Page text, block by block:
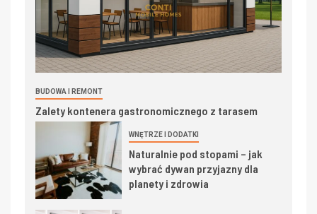
BUDOWA I REMONT
Zalety kontenera gastronomicznego z tarasem
WNĘTRZE I DODATKI
Naturalnie pod stopami – jak
wybrać dywan przyjazny dla
planety i zdrowia